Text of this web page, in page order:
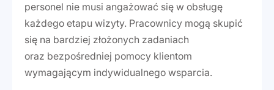
personel nie musi angażować się w obsługę
każdego etapu wizyty. Pracownicy mogą skupić
się na bardziej złożonych zadaniach
oraz bezpośredniej pomocy klientom
wymagającym indywidualnego wsparcia.